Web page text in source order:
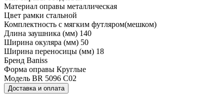
Материал оправы металлическая
Цвет рамки стальной
Комплектность с мягким футляром(мешком)
Длина заушника (мм) 140
Ширина окуляра (мм) 50
Ширина переносицы (мм) 18
Бренд Baniss
Форма оправы Круглые
Модель BR 5096 C02
Доставка и оплата